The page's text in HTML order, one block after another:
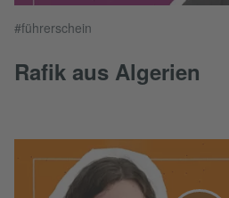
#führerschein
Rafik aus Algerien